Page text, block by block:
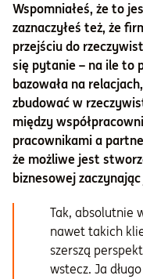
Wspomniałeś, że to
zaznaczyłeś też, że
przejściu do
się pytanie – na ile to
bazowała na
zbudować w
między
pracownikami a
że możliwe jest
biznesowej
Tak, absolutnie
nawet takich
szerszą
wstecz. Ja